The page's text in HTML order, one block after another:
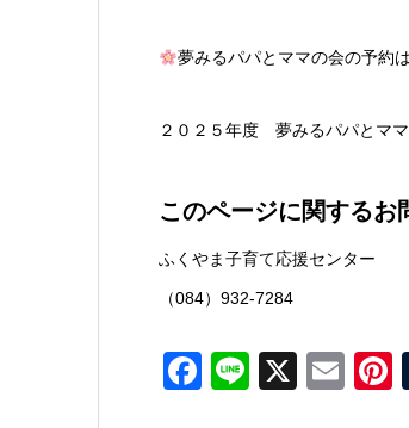
夢みるパパとママの会の予約
２０２５年度 夢みるパパとマ
このページに関するお
ふくやま子育て応援センター
（084）932-7284
Facebook
Line
X